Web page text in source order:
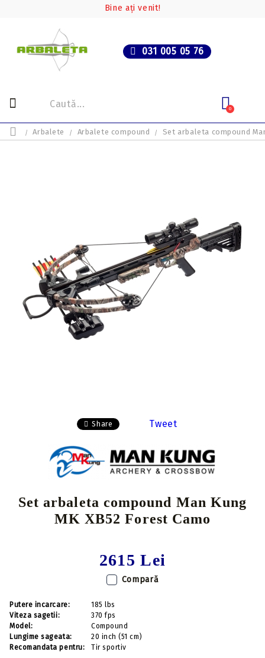
Bine ați venit!
031 005 05 76
0
Arbalete Arbalete compound Set arbaleta compound
Share Tweet
Set arbaleta compound Man Kung
MK XB52 Forest Camo
2615 Lei
Putere incarcare:
185 lbs
Viteza sagetii:
370 fps
Model:
Compound
Lungime sageata:
20 inch (51 cm)
Recomandata pentru:
Tir sportiv
Compară